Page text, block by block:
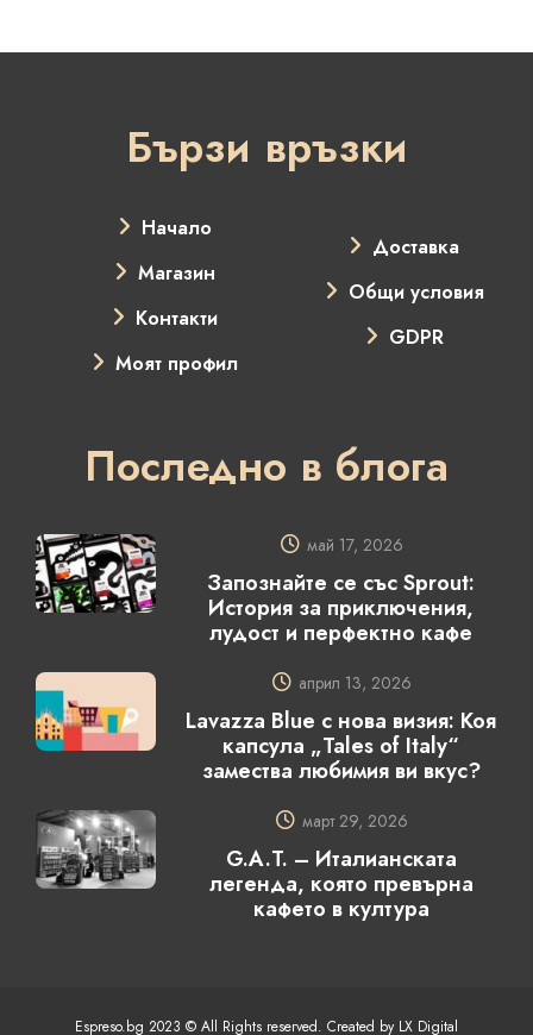
Бързи връзки
Начало
Магазин
Контакти
Моят профил
Доставка
Общи условия
GDPR
Последно в блога
май 17, 2026
Запознайте се със Sprout:
История за приключения,
лудост и перфектно кафе
април 13, 2026
Lavazza Blue с нова визия: Коя
капсула „Tales of Italy“
замества любимия ви вкус?
март 29, 2026
G.A.T. – Италианската
легенда, която превърна
кафето в култура
Espreso.bg 2023 © All Rights reserved. Created by LX Digital